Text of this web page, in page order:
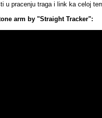
u pracenju traga i link ka celoj
arm by "Straight Tracker":